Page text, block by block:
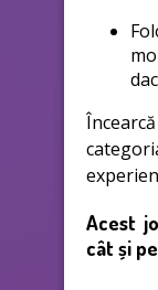
Acest
cât și